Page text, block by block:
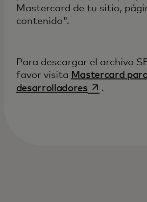
Mastercard de tu sitio,
contenido".
Para descargar el archivo
favor visita Mastercard
desarrolladoresse abre en
.